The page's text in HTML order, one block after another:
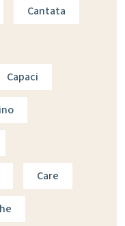
Cantata
Capaci
Care